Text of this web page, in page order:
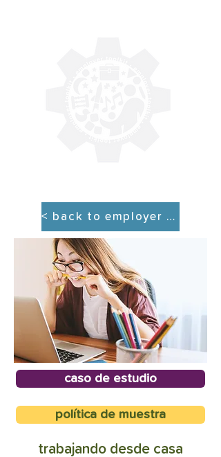
< back to employer tool kit
caso de estudio
política de muestra
trabajando desde casa